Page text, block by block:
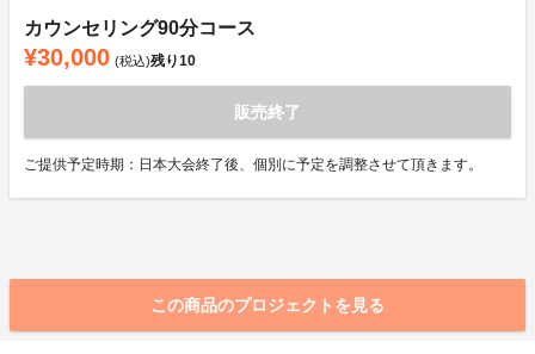
カウンセリング90分コース
¥30,000 (税込)残り10
販売終了
ご提供予定時期：日本大会終了後、個別に予定を調整させて頂きます。
この商品のプロジェクトを見る